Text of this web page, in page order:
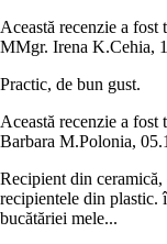
Această recenzie a fost
MMgr. Irena K.Cehia,
Practic, de bun gust.
Această recenzie a fost
Barbara M.Polonia,
Recipient din ceramică,
recipientele din plastic.
bucătăriei mele...